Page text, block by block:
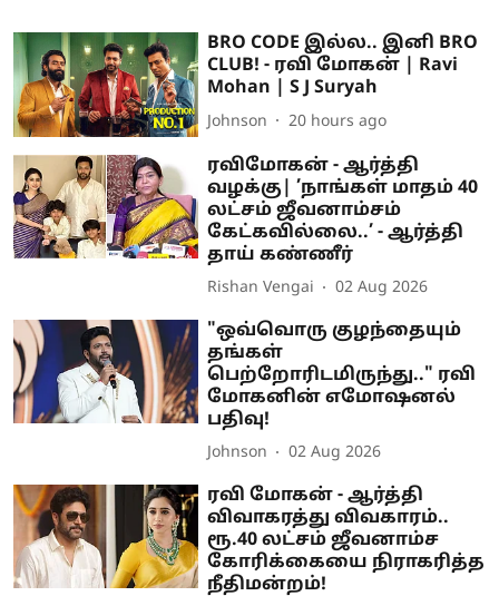
BRO CODE இல்ல.. இனி BRO
CLUB! - ரவி மோகன் | Ravi
Mohan | S J Suryah
Johnson 20 hours ago
ரவிமோகன் - ஆர்த்தி
வழக்கு| ’நாங்கள் மாதம் 40
லட்சம் ஜீவனாம்சம்
கேட்கவில்லை..’ - ஆர்த்தி
தாய் கண்ணீர்
Rishan Vengai 02 Aug 2026
"ஒவ்வொரு குழந்தையும்
தங்கள்
பெற்றோரிடமிருந்து.." ரவி
மோகனின் எமோஷனல்
பதிவு!
Johnson 02 Aug 2026
ரவி மோகன் - ஆர்த்தி
விவாகரத்து விவகாரம்..
ரூ.40 லட்சம் ஜீவனாம்ச
கோரிக்கையை நிராகரித்த
நீதிமன்றம்!